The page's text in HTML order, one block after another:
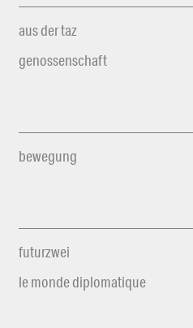
aus der taz
genossenschaft
bewegung
futurzwei
le monde diplomatique